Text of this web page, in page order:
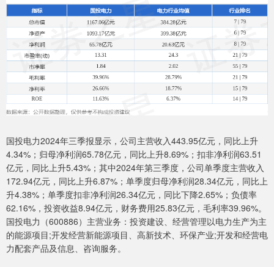
国投电力2024年三季报显示，公司主营收入443.95亿元，同比上升
4.34%；归母净利润65.78亿元，同比上升8.69%；扣非净利润63.51
亿元，同比上升5.43%；其中2024年第三季度，公司单季度主营收入
172.94亿元，同比上升6.87%；单季度归母净利润28.34亿元，同比上
升4.38%；单季度扣非净利润26.34亿元，同比下降2.65%；负债率
62.16%，投资收益8.94亿元，财务费用25.83亿元，毛利率39.96%。
国投电力（600886）主营业务：投资建设、经营管理以电力生产为主
的能源项目;开发经营新能源项目、高新技术、环保产业;开发和经营电
力配套产品及信息、咨询服务。